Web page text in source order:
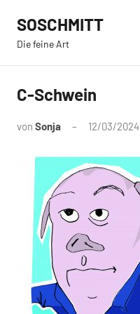
Inhalt
springen
SOSCHMITT
Die feine Art
C-Schwein
von Sonja 12/03/2024